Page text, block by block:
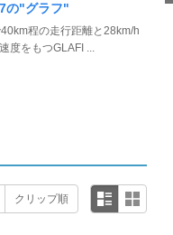
の"グラフ"
程の走行距離と28km/h
度をもつGLAFI ...
クリップ順